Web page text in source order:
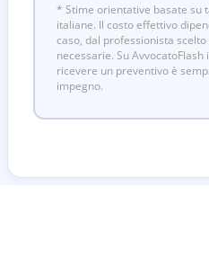
* Stime orientative basate su
italiane. Il costo effettivo
caso, dal professionista
necessarie. Su
ricevere un preventivo è
impegno.